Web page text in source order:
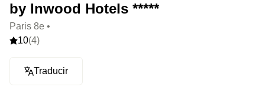
by Inwood Hotels *****
Paris 8e •
10(4)
Traducir